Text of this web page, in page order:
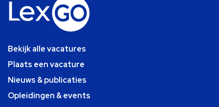
Bekijk alle vacatures
Plaats een vacature
Nieuws & publicaties
Opleidingen & events